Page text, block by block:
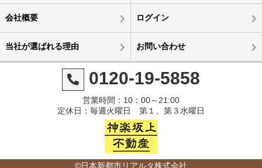
会社概要 ログイン
当社が選ばれる理由 お問い合わせ
0120-19-5858
営業時間：10：00～21:00
定休日：毎週火曜日 第１、第３水曜日
©日本新都市リアルタ株式会社